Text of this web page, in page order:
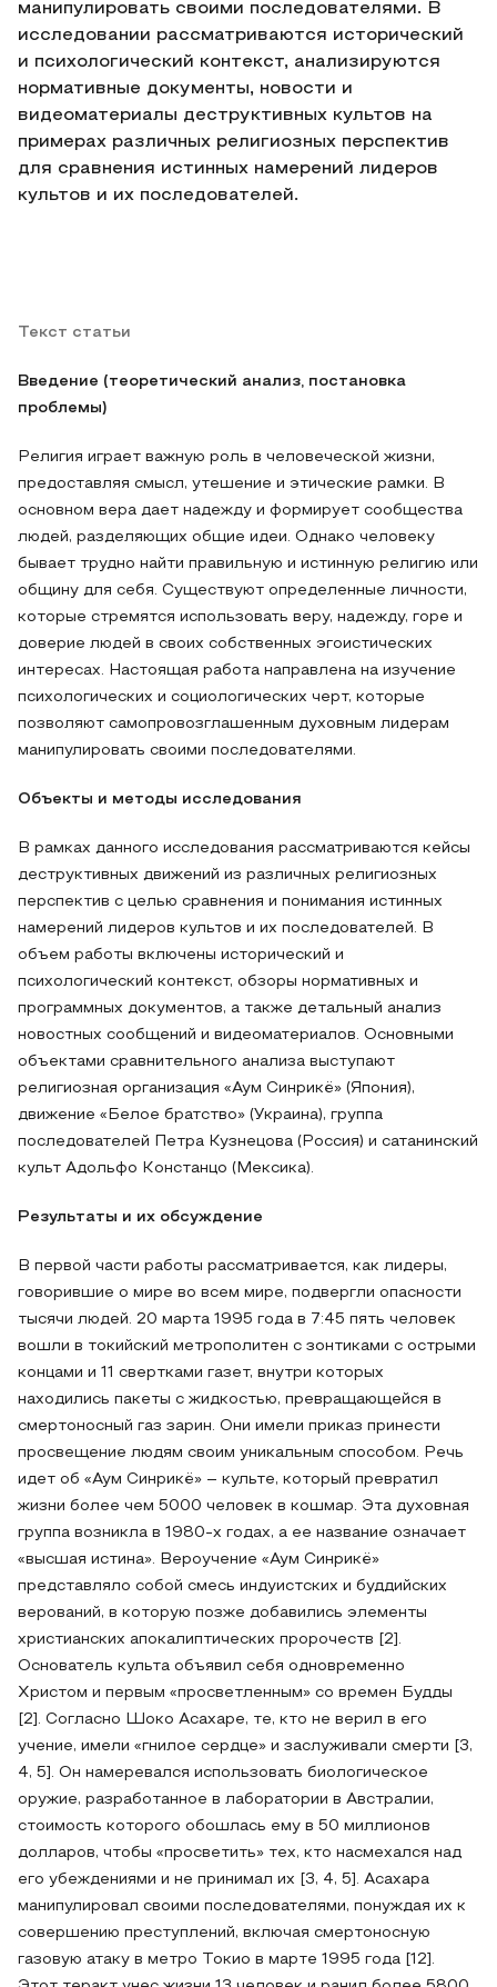
манипулировать своими последователями. В
исследовании рассматриваются исторический
и психологический контекст, анализируются
нормативные документы, новости и
видеоматериалы деструктивных культов на
примерах различных религиозных перспектив
для сравнения истинных намерений лидеров
культов и их последователей.
Текст статьи
Введение (теоретический анализ, постановка
проблемы)
Религия играет важную роль в человеческой жизни,
предоставляя смысл, утешение и этические рамки. В
основном вера дает надежду и формирует сообщества
людей, разделяющих общие идеи. Однако человеку
бывает трудно найти правильную и истинную религию или
общину для себя. Существуют определенные личности,
которые стремятся использовать веру, надежду, горе и
доверие людей в своих собственных эгоистических
интересах. Настоящая работа направлена на изучение
психологических и социологических черт, которые
позволяют самопровозглашенным духовным лидерам
манипулировать своими последователями.
Объекты и методы исследования
В рамках данного исследования рассматриваются кейсы
деструктивных движений из различных религиозных
перспектив с целью сравнения и понимания истинных
намерений лидеров культов и их последователей. В
объем работы включены исторический и
психологический контекст, обзоры нормативных и
программных документов, а также детальный анализ
новостных сообщений и видеоматериалов. Основными
объектами сравнительного анализа выступают
религиозная организация «Аум Синрикё» (Япония),
движение «Белое братство» (Украина), группа
последователей Петра Кузнецова (Россия) и сатанинский
культ Адольфо Констанцо (Мексика).
Результаты и их обсуждение
В первой части работы рассматривается, как лидеры,
говорившие о мире во всем мире, подвергли опасности
тысячи людей. 20 марта 1995 года в 7:45 пять человек
вошли в токийский метрополитен с зонтиками с острыми
концами и 11 свертками газет, внутри которых
находились пакеты с жидкостью, превращающейся в
смертоносный газ зарин. Они имели приказ принести
просвещение людям своим уникальным способом. Речь
идет об «Аум Синрикё» – культе, который превратил
жизни более чем 5000 человек в кошмар. Эта духовная
группа возникла в 1980-х годах, а ее название означает
«высшая истина». Вероучение «Аум Синрикё»
представляло собой смесь индуистских и буддийских
верований, в которую позже добавились элементы
христианских апокалиптических пророчеств [2].
Основатель культа объявил себя одновременно
Христом и первым «просветленным» со времен Будды
[2]. Согласно Шоко Асахаре, те, кто не верил в его
учение, имели «гнилое сердце» и заслуживали смерти [3,
4, 5]. Он намеревался использовать биологическое
оружие, разработанное в лаборатории в Австралии,
стоимость которого обошлась ему в 50 миллионов
долларов, чтобы «просветить» тех, кто насмехался над
его убеждениями и не принимал их [3, 4, 5]. Асахара
манипулировал своими последователями, понуждая их к
совершению преступлений, включая смертоносную
газовую атаку в метро Токио в марте 1995 года [12].